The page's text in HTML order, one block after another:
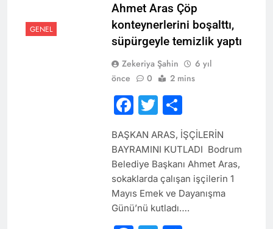
GENEL
Ahmet Aras Çöp
konteynerlerini boşalttı,
süpürgeyle temizlik yaptı
Zekeriya Şahin
6 yıl
önce
0 2 mins
Facebook
Twitter
Share
BAŞKAN ARAS, İŞÇİLERİN
BAYRAMINI KUTLADI Bodrum
Belediye Başkanı Ahmet Aras,
sokaklarda çalışan işçilerin 1
Mayıs Emek ve Dayanışma
Günü’nü kutladı….